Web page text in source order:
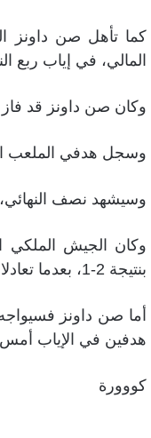
المالي، في إياب ربع
وكان صن داونز قد فاز ذهابا 3/0، ليتأهل بمجموع
وسجل هدفي الملعب المالي،
وسيشهد نصف
وكان الجيش الملكي
بنتيجة 2-1، بعدما تعادلا إيجابيًا في المغرب 1-1.
أما صن داونز
هدفين في الإياب
كووورة